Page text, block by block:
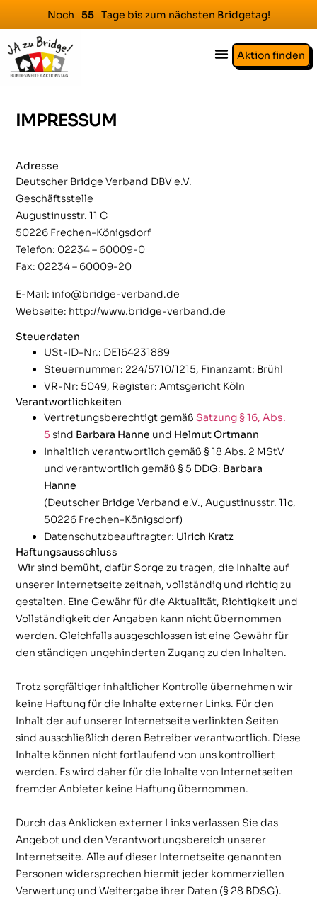
Noch 55 Tage bis zum nächsten Bridgetag!
Aktion finden
IMPRESSUM
Adresse
Deutscher Bridge Verband DBV e.V.
Geschäftsstelle
Augustinusstr. 11 C
50226 Frechen-Königsdorf
Telefon: 02234 – 60009-0
Fax: 02234 – 60009-20
E-Mail: info@bridge-verband.de
Webseite: http://www.bridge-verband.de
Steuerdaten
USt-ID-Nr.: DE164231889
Steuernummer: 224/5710/1215, Finanzamt: Brühl
VR-Nr: 5049, Register: Amtsgericht Köln
Verantwortlichkeiten
Vertretungsberechtigt gemäßSatzung § 16, Abs.
5 sind Barbara Hanne und Helmut Ortmann
Inhaltlich verantwortlich gemäß § 18 Abs. 2 MStV
und verantwortlich gemäß § 5 DDG: Barbara
Hanne
(Deutscher Bridge Verband e.V., Augustinusstr. 11c,
50226 Frechen-Königsdorf)
Datenschutzbeauftragter: Ulrich Kratz
Haftungsausschluss
Wir sind bemüht, dafür Sorge zu tragen, die Inhalte auf
unserer Internetseite zeitnah, vollständig und richtig zu
gestalten. Eine Gewähr für die Aktualität, Richtigkeit und
Vollständigkeit der Angaben kann nicht übernommen
werden. Gleichfalls ausgeschlossen ist eine Gewähr für
den ständigen ungehinderten Zugang zu den Inhalten.
Trotz sorgfältiger inhaltlicher Kontrolle übernehmen wir
keine Haftung für die Inhalte externer Links. Für den
Inhalt der auf unserer Internetseite verlinkten Seiten
sind ausschließlich deren Betreiber verantwortlich. Diese
Inhalte können nicht fortlaufend von uns kontrolliert
werden. Es wird daher für die Inhalte von Internetseiten
fremder Anbieter keine Haftung übernommen.
Durch das Anklicken externer Links verlassen Sie das
Angebot und den Verantwortungsbereich unserer
Internetseite. Alle auf dieser Internetseite genannten
Personen widersprechen hiermit jeder kommerziellen
Verwertung und Weitergabe ihrer Daten (§ 28 BDSG).